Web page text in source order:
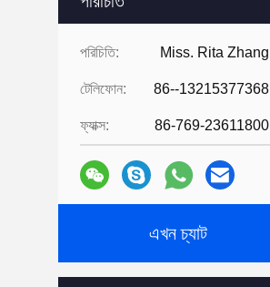
পরিচিতি: Miss. Rita Zhang
টেলিফোন: 86--13215377368
ফ্যাক্স: 86-769-23611800
এখন চ্যাট